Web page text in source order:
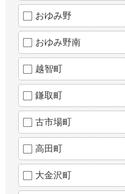
おゆみ野
おゆみ野南
越智町
鎌取町
古市場町
高田町
大金沢町